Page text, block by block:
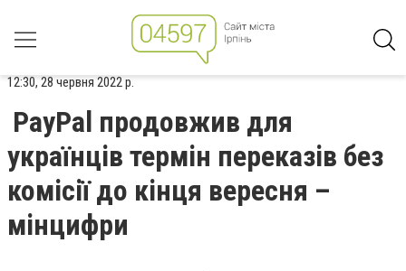
12:30, 28 червня 2022 р.
PayPal продовжив для
українців термін переказів без
комісії до кінця вересня –
мінцифри